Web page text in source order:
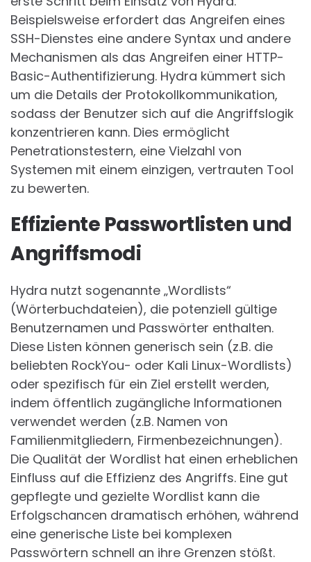
Beispielsweise erfordert das Angreifen eines
SSH-Dienstes eine andere Syntax und andere
Mechanismen als das Angreifen einer HTTP-
Basic-Authentifizierung. Hydra kümmert sich
um die Details der Protokollkommunikation,
sodass der Benutzer sich auf die Angriffslogik
konzentrieren kann. Dies ermöglicht
Penetrationstestern, eine Vielzahl von
Systemen mit einem einzigen, vertrauten Tool
zu bewerten.
Effiziente Passwortlisten und
Angriffsmodi
Hydra nutzt sogenannte „Wordlists“
(Wörterbuchdateien), die potenziell gültige
Benutzernamen und Passwörter enthalten.
Diese Listen können generisch sein (z.B. die
beliebten RockYou- oder Kali Linux-Wordlists)
oder spezifisch für ein Ziel erstellt werden,
indem öffentlich zugängliche Informationen
verwendet werden (z.B. Namen von
Familienmitgliedern, Firmenbezeichnungen).
Die Qualität der Wordlist hat einen erheblichen
Einfluss auf die Effizienz des Angriffs. Eine gut
gepflegte und gezielte Wordlist kann die
Erfolgschancen dramatisch erhöhen, während
eine generische Liste bei komplexen
Passwörtern schnell an ihre Grenzen stößt.